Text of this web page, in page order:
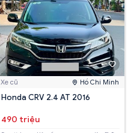
Xe cũ Hồ Chí Minh
Honda CRV 2.4 AT 2016
490 triệu